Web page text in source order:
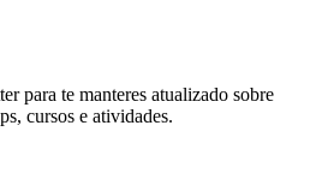
para te manteres atualizado sobre
cursos e atividades.